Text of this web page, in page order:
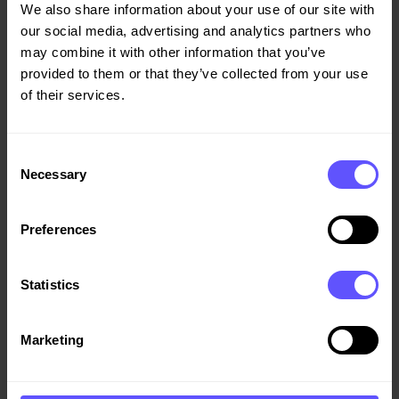
We also share information about your use of our site with
our social media, advertising and analytics partners who
may combine it with other information that you’ve
provided to them or that they’ve collected from your use
of their services.
Selection
Necessary
Preferences
Statistics
Marketing
denne meldingen.
Opsjonsinnløsning Veidekke ASA
Totalt 192 deltakere i selskapets opsjonsprogram har 21.
De ansatte kjøper totalt 125 700 aksjer, og aksjene
Primærinnsideres kjøp, samt ny beholdning, er vedlagt